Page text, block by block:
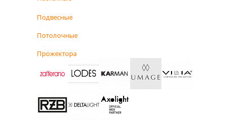
Подвесные
Потолочные
Прожектора